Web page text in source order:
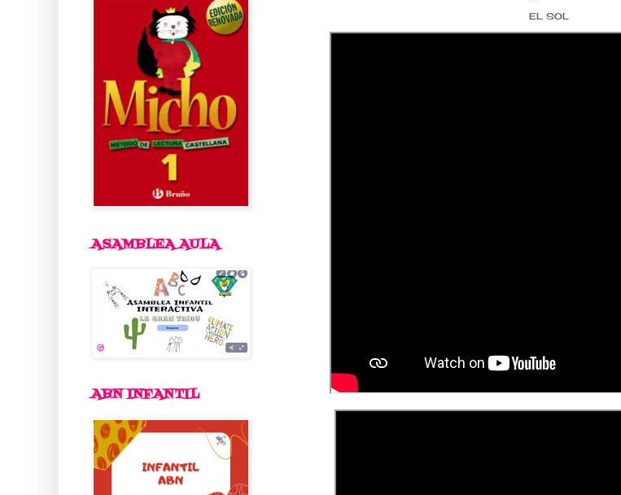
EL SOL
ASAMBLEA AULA
ABN INFANTIL